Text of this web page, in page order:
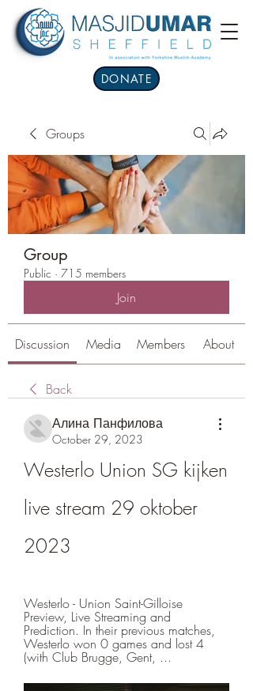
DONATE
Groups
Group
Public · 715 members
Join
Discussion Media Members About
Back
Алина Панфилова
October 29, 2023
Westerlo Union SG kijken
live stream 29 oktober
2023
Westerlo - Union Saint-Gilloise
Preview, Live Streaming and
Prediction. In their previous matches,
Westerlo won 0 games and lost 4
(with Club Brugge, Gent, ...